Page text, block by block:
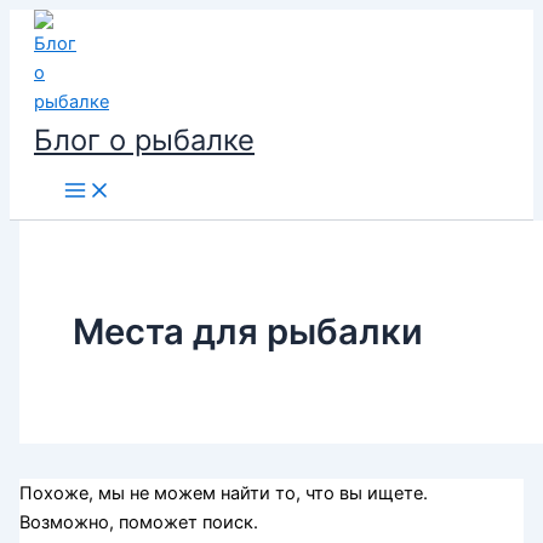
Перейти
содержимому
Блог о рыбалке
Места для рыбалки
Похоже, мы не можем найти то, что вы ищете.
Возможно, поможет поиск.